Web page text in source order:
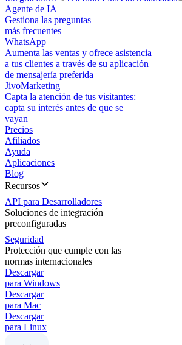
Agente de IA
Gestiona las preguntas
más frecuentes
WhatsApp
Aumenta las ventas y ofrece asistencia
a tus clientes a través de su aplicación
de mensajería preferida
JivoMarketing
Capta la atención de tus visitantes:
capta su interés antes de que se
vayan
Precios
Afiliados
Ayuda
Aplicaciones
Blog
Recursos
API para Desarrolladores
Soluciones de integración
preconfiguradas
Seguridad
Protección que cumple con las
normas internacionales
Descargar
para Windows
Descargar
para Mac
Descargar
para Linux